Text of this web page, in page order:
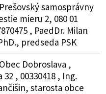
samosprávny
mieru 2, 080 01
, PaedDr. Milan
predseda PSK
Dobroslava ,
32 , 00330418 , Ing.
starosta obce